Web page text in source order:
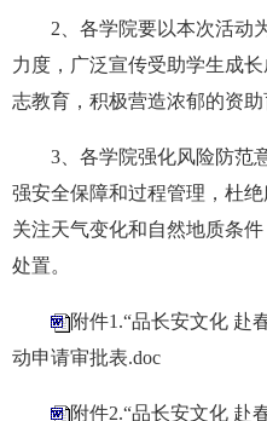
2、 各学院要以本次活动
力度，广泛宣传受助学生成
志教育， 积极营造浓郁的资助
3、 各学院强化风险防范
强安全保障和过程管理，杜
关注天气变化和自然地质条
处置。
附件1.“品长安文化 赴
动申请审批表.doc
附件2.“品长安文化 赴